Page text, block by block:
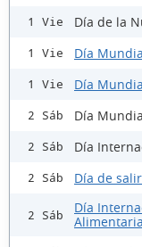
1 Vie Día de la
1 Vie Día
1 Vie Día
2 Sáb Día
2 Sáb Día
2 Sáb Día de
2 Sáb
Día
Alimentaria